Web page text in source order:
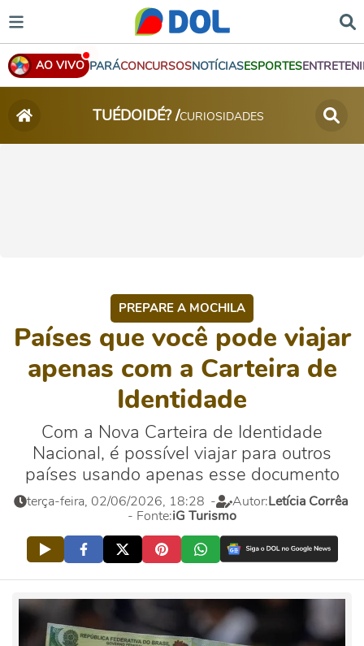
AO VIVO PARÁCONCURSOSNOTÍCIASESPORTES
TUÉDOIDÉ? /CURIOSIDADES
PREPARE A MOCHILA
Países que você pode viajar
apenas com a Carteira de
Identidade
Com a Nova Carteira de Identidade
Nacional, é possível viajar para outros
países usando apenas esse documento
terça-feira, 02/06/2026, 18:28 - Autor:Letícia Corrêa
- Fonte:iG Turismo